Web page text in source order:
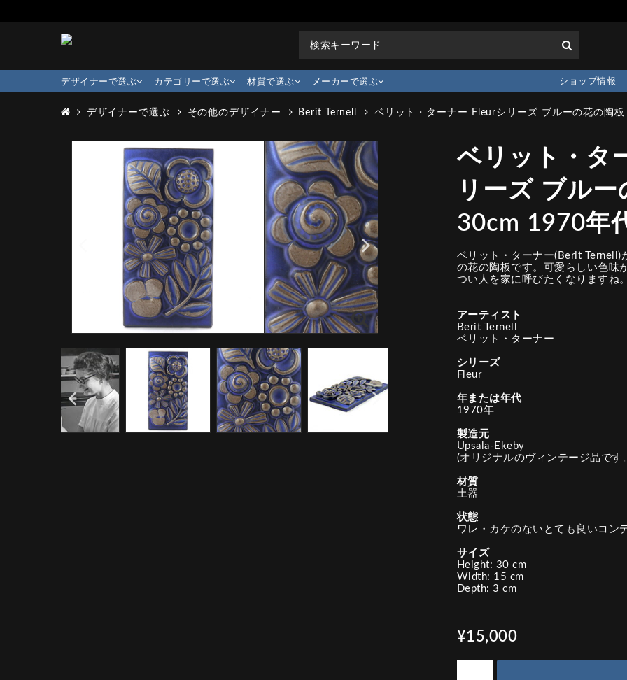
デザイナーで選ぶ カテゴリーで選ぶ 材質で選ぶ メーカーで選ぶ ショップ情報
デザイナーで選ぶ その他のデザイナー Berit Ternell ベリット・ターナー Fleurシリーズ ブルーの花の陶
ベリット・タ
リーズ ブルー
30cm 1970年
ベリット・ターナー(Berit
の花の陶板です。可愛らしい色味
つい人を家に呼びたくなりますね。
アーティスト
Berit Ternell
ベリット・ターナー
シリーズ
Fleur
年または年代
1970年
製造元
Upsala-Ekeby
(オリジナルのヴィンテージ品です
材質
土器
状態
ワレ・カケのないとても良いコン
サイズ
Height: 30 cm
Width: 15 cm
Depth: 3 cm
¥15,000